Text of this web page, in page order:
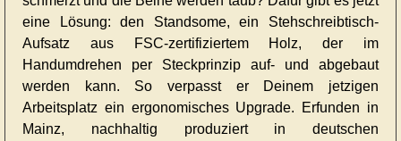
eine Lösung: den Standsome, ein Stehschreibtisch-
Aufsatz aus FSC-zertifiziertem Holz, der im
Handumdrehen per Steckprinzip auf- und abgebaut
werden kann. So verpasst er Deinem jetzigen
Arbeitsplatz ein ergonomisches Upgrade. Erfunden in
Mainz, nachhaltig produziert in deutschen